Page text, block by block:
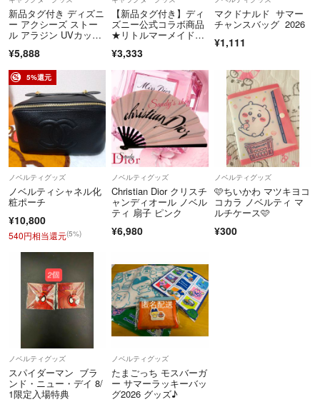
☆保管状況☆
・喫煙者なし
・猫(長毛種)多頭飼育
・3歳児自宅保育中
・クローゼットにハンガー保管、もしくはタンスの中に畳んで保管(畳
みジワのあるものも有)
着用回数の少ないものばかりですが、あくまで自宅保管ですのでデリケ
ートな方のご購入はお控えください。
また猫アレルギーの方もお気を付けください。
汚れほつれなども確認しておりますが見落としがある場合もあります。
ご了承ください。
☆ノークレームノーリターンでお願い致します。
☆発送は1週間以内を予定しております。
☆基本はゆうパケット発送です。
発送方法ご指定の場合は別途送料ご負担していただければ対応可能です
ご質問などお気軽にどうぞ！
新品タグ付き ディズニ
ー アクシーズ ストー
ル アラジン UVカット
ミン
¥5,888
【新品タグ付き】ディ
ズニー公式コラボ商品
★リトルマーメイド★
¥3,333
マクドナルド サマー
チャンスバッグ 2026
¥1,111
5%還元
ノベルティグッズ
ノベルティシャネル化
粧ポーチ
¥10,800
540円相当還元(5%)
ノベルティグッズ
Christian Dior クリスチ
ャンディオール ノベル
ティ 扇子 ピンク
¥6,980
ノベルティグッズ
🩷ちいかわ マツキヨコ
コカラ ノベルティ マ
ルチケース🩷
¥300
ノベルティグッズ
スパイダーマン ブラ
ンド・ニュー・デイ 8/
1限定入場特典
ノベルティグッズ
たまごっち モスバーガ
ー サマーラッキーバッ
グ2026 グッズ♪